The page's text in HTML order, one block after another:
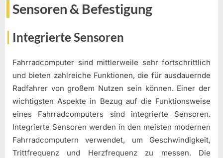
Sensoren & Befestigung
Integrierte Sensoren
Fahrradcomputer sind mittlerweile sehr fortschrittlich
und bieten zahlreiche Funktionen, die für ausdauernde
Radfahrer von großem Nutzen sein können. Einer der
wichtigsten Aspekte in Bezug auf die Funktionsweise
eines Fahrradcomputers sind integrierte Sensoren.
Integrierte Sensoren werden in den meisten modernen
Fahrradcomputern verwendet, um Geschwindigkeit,
Trittfrequenz und Herzfrequenz zu messen. Die